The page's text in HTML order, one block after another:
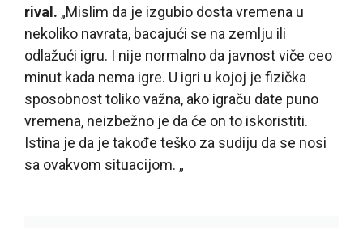
rival. „Mislim da je izgubio dosta vremena u
nekoliko navrata, bacajući se na zemlju ili
odlažući igru. I nije normalno da javnost viče ceo
minut kada nema igre. U igri u kojoj je fizička
sposobnost toliko važna, ako igraču date puno
vremena, neizbežno je da će on to iskoristiti.
Istina je da je takođe teško za sudiju da se nosi
sa ovakvom situacijom. „